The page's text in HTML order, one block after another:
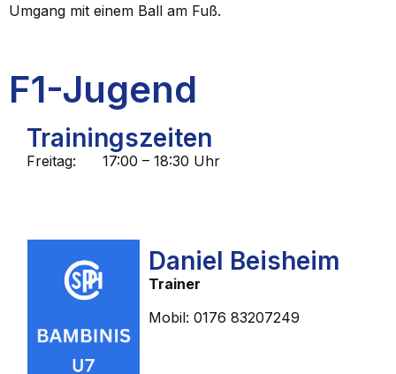
Umgang mit einem Ball am Fuß.
F1-Jugend
Trainingszeiten
Freitag: 17:00 – 18:30 Uhr
Daniel Beisheim
Trainer
Mobil: 0176 83207249